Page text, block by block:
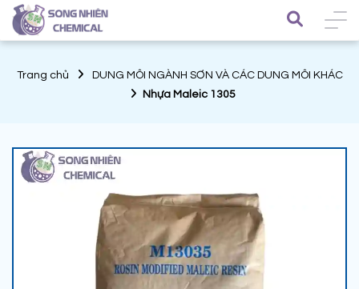
Trang chủ
DUNG MÔI NGÀNH SƠN VÀ CÁC DUNG MÔI KHÁC
Nhựa Maleic 1305